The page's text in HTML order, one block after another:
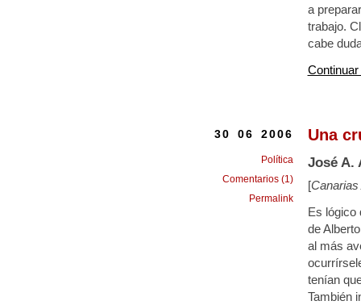
a
trabajo.
cabe
Una
José A.
[Canarias
Es lógico
de
al más
tenían
También
30 06 2006
Política
Comentarios (1)
Permalink